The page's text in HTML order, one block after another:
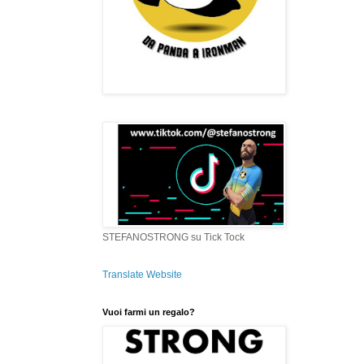
STEFANOSTRONG su Tick Tock
Translate Website
Vuoi farmi un regalo?